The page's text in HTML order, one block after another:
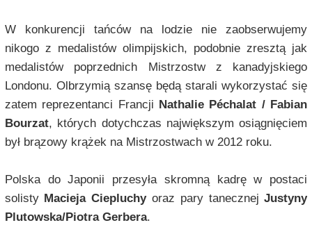
W konkurencji tańców na lodzie nie zaobserwujemy
nikogo z medalistów olimpijskich, podobnie zresztą jak
medalistów poprzednich Mistrzostw z kanadyjskiego
Londonu. Olbrzymią szansę będą starali wykorzystać się
zatem reprezentanci Francji Nathalie Péchalat / Fabian
Bourzat, których dotychczas największym osiągnięciem
był brązowy krążek na Mistrzostwach w 2012 roku.
Polska do Japonii przesyła skromną kadrę w postaci
solisty Macieja Ciepluchyoraz pary tanecznejJustyny
Plutowska/Piotra Gerbera.